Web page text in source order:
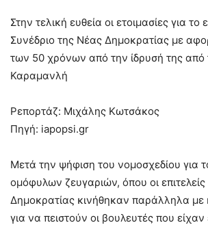
Στην τελική ευθεία οι ετοιμασίες για το
Συνέδριο της Νέας Δημοκρατίας με
των 50 χρόνων από την ίδρυσή της από
Καραμανλή
Ρεπορτάζ: Μιχάλης Κωτσάκος
Πηγή: iapopsi.gr
Μετά την ψήφιση του νομοσχεδίου για
ομόφυλων ζευγαριών, όπου οι
Δημοκρατίας κινήθηκαν παράλληλα με
για να πειστούν οι βουλευτές που είχαν